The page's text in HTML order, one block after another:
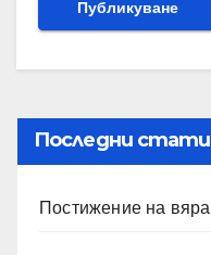
Последни
Постижение на